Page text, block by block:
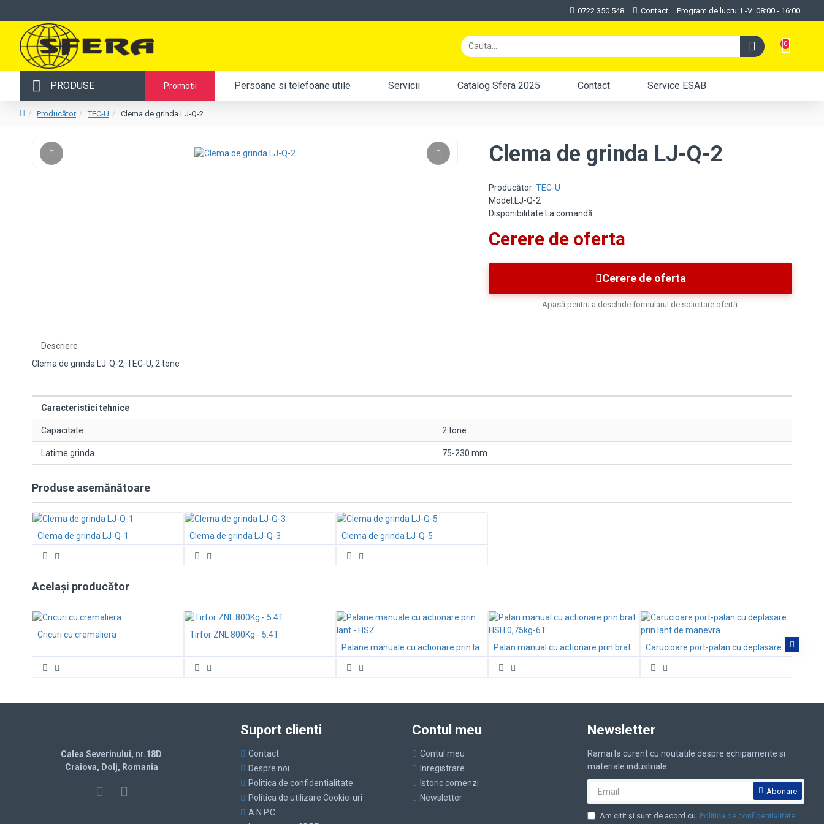
0722.350.548 Contact Program de lucru: L-V: 08:00 - 16:00
0
PRODUSE Promotii Persoane si telefoane utile Servicii Catalog Sfera 2025 Contact Service ESAB
Producător TEC-U Clema de grinda LJ-Q-2
Clema de grinda LJ-Q-2
Producător:TEC-U
Model:LJ-Q-2
Disponibilitate:La comandă
Cerere de oferta
Cerere de oferta
Apasă pentru a deschide formularul de solicitare ofertă.
Descriere
Clema de grinda LJ-Q-2, TEC-U, 2 tone
Caracteristici tehnice
Capacitate 2 tone
Latime grinda 75-230 mm
Produse asemănătoare
Clema de grinda LJ-Q-1 Clema de grinda LJ-Q-3 Clema de grinda LJ-Q-5
Același producător
Cricuri cu cremaliera
Tirfor ZNL 800Kg - 5.4T
Calea Severinului, nr.18D
Craiova, Dolj, Romania
Suport clienti
Contact
Despre noi
Politica de confidentialitate
Politica de utilizare Cookie-uri
A.N.P.C.
Contul meu
Contul meu
Inregistrare
Istoric comenzi
Newsletter
Newsletter
Ramai la curent cu noutatile despre echipamente si
materiale industriale
Abonare
Am citit şi sunt de acord cu Politica de confidentialitate